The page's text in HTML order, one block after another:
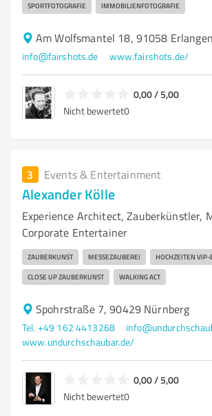
SPORTFOTOGRAFIE IMMOBILIENFOTOGRAFIE
Am Wolfsmantel 18, 91058 Erlangen
info@fairshots.de www.fairshots.de/
0,00 / 5,00
Nicht bewertet0
3 Events & Entertainment
Alexander Kölle
Experience Architect, Zauberkünstler,
Corporate Entertainer
ZAUBERKUNST MESSEZAUBEREI HOCHZEITEN VIP-
CLOSE UP ZAUBERKUNST WALKING ACT
Spohrstraße 7, 90429 Nürnberg
Tel. +49 162 4413268
www.undurchschaubar.de/
0,00 / 5,00
Nicht bewertet0